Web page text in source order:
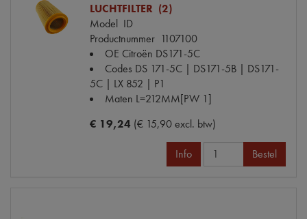
LUCHTFILTER (2)
Model ID
Productnummer 1107100
OE Citroën DS171-5C
Codes DS 171-5C | DS171-5B | DS171-
5C | LX 852 | P1
Maten L=212MM[PW 1]
€ 19,24 (€ 15,90 excl. btw)
Info Bestel